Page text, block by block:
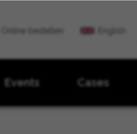
Events Cases
Online bestellen